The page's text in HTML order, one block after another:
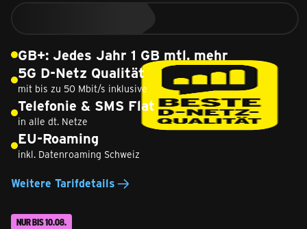
GB+: Jedes Jahr 1 GB mtl. mehr
5G D-Netz Qualität
mit bis zu 50 Mbit/s inklusive
Telefonie & SMS Flat
in alle dt. Netze
EU-Roaming
inkl. Datenroaming Schweiz
Weitere Tarifdetails
NUR BIS 10.08.